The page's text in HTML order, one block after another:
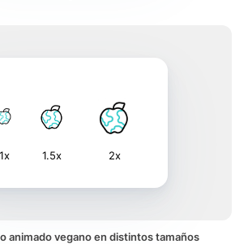
1x 1.5x 2x
animado vegano en distintos tamaños